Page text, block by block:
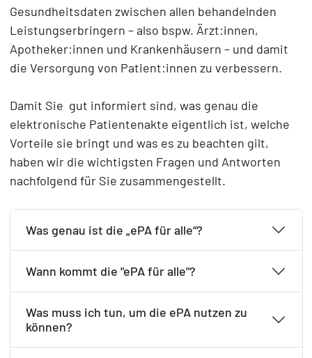
Gesundheitsdaten zwischen allen behandelnden
Leistungserbringern – also bspw. Ärzt:innen,
Apotheker:innen und Krankenhäusern – und damit
die Versorgung von Patient:innen zu verbessern.
Damit Sie gut informiert sind, was genau die
elektronische Patientenakte eigentlich ist, welche
Vorteile sie bringt und was es zu beachten gilt,
haben wir die wichtigsten Fragen und Antworten
nachfolgend für Sie zusammengestellt.
Was genau ist die „ePA für alle“?
Wann kommt die "ePA für alle"?
Was muss ich tun, um die ePA nutzen zu
können?